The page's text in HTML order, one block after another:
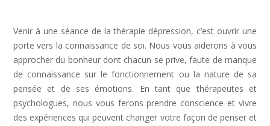
Venir à une séance de la thérapie dépression, c’est ouvrir une
porte vers la connaissance de soi. Nous vous aiderons à vous
approcher du bonheur dont chacun se prive, faute de manque
de connaissance sur le fonctionnement ou la nature de sa
pensée et de ses émotions. En tant que thérapeutes et
psychologues, nous vous ferons prendre conscience et vivre
des expériences qui peuvent changer votre façon de penser et